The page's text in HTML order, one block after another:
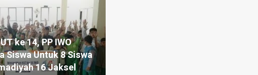
HEADLINE
Sikapi Isu Pergantian Kapolri,
Gerakan Pemuda Al-Washliyah
Rilis Tiga Pernyataan Sikap Minta
Pemuda Jaga Kondusivitas